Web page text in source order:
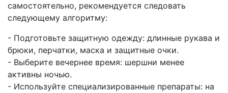
самостоятельно, рекомендуется следовать
следующему алгоритму:
- Подготовьте защитную одежду: длинные рукава и
брюки, перчатки, маска и защитные очки.
- Выберите вечернее время: шершни менее
активны ночью.
- Используйте специализированные препараты: на